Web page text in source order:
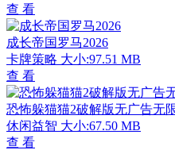
查 看
成长帝国罗马2026
卡牌策略 大小:97.51 MB
查 看
恐怖躲猫猫2破解版无广告无
休闲益智 大小:67.50 MB
查 看